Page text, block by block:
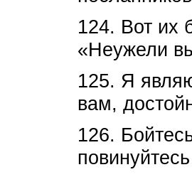
124. Вот их
«Неужели
125. Я
вам,
126.